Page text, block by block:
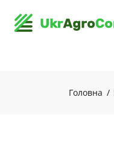
Головна